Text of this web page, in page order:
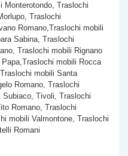
Monterotondo, Traslochi
Traslochi
Romano,Traslochi mobili
Sabina, Traslochi
Traslochi mobili Rignano
mobili Rocca
mobili Santa
Romano, Traslochi
Tivoli, Traslochi
Romano, Traslochi
mobili Valmontone, Traslochi
Romani